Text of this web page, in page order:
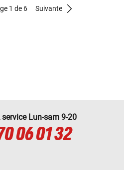
1 de 6 Suivante
Lun-sam 9-20
06 01 32